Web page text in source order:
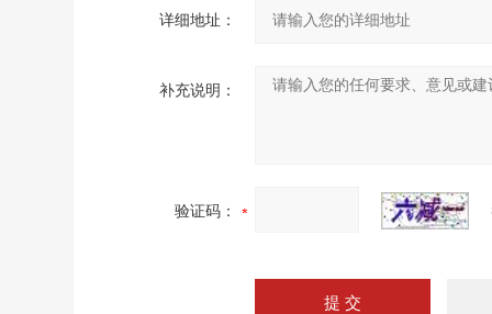
详细地址：
补充说明：
验证码：